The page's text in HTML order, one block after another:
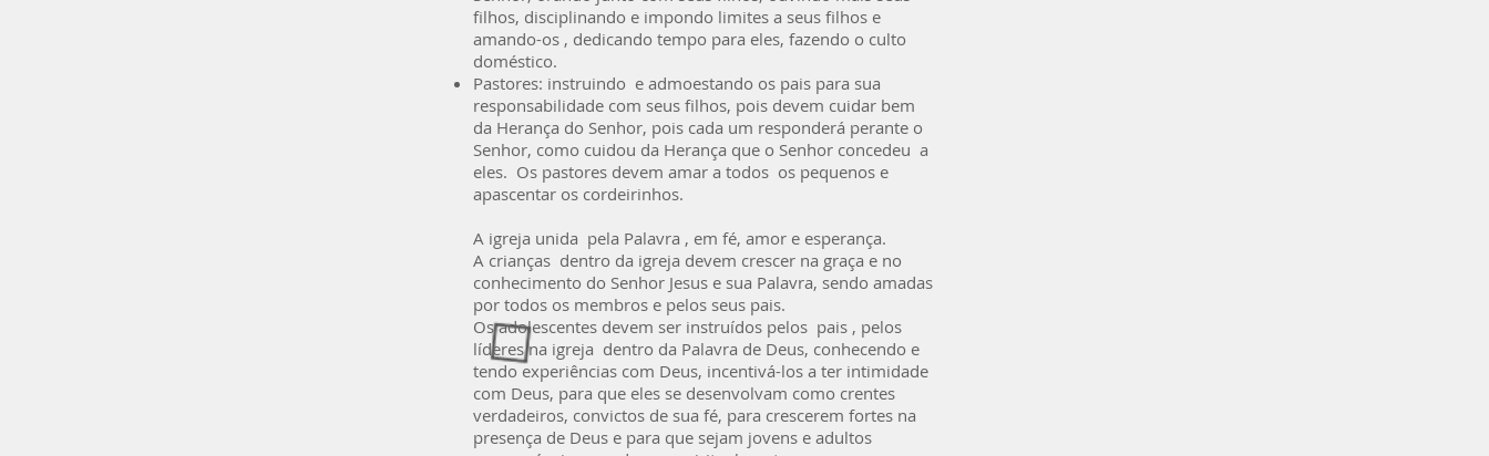
filhos, disciplinando e impondo limites a seus filhos e
amando-os , dedicando tempo para eles, fazendo o culto
doméstico.
Pastores: instruindo e admoestando os pais para sua
responsabilidade com seus filhos, pois devem cuidar bem
da Herança do Senhor, pois cada um responderá perante o
Senhor, como cuidou da Herança que o Senhor concedeu a
eles. Os pastores devem amar a todos os pequenos e
apascentar os cordeirinhos.
A igreja unida pela Palavra , em fé, amor e esperança.
A crianças dentro da igreja devem crescer na graça e no
conhecimento do Senhor Jesus e sua Palavra, sendo amadas
por todos os membros e pelos seus pais.
Os adolescentes devem ser instruídos pelos pais , pelos
líderes na igreja dentro da Palavra de Deus, conhecendo e
tendo experiências com Deus, incentivá-los a ter intimidade
com Deus, para que eles se desenvolvam como crentes
verdadeiros, convictos de sua fé, para crescerem fortes na
presença de Deus e para que sejam jovens e adultos